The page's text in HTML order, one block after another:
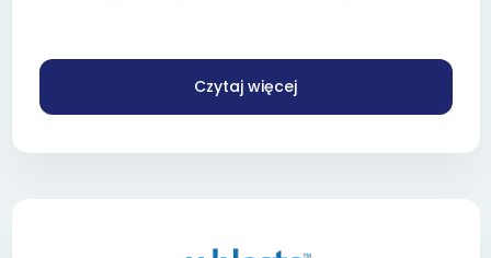
Czytaj więcej